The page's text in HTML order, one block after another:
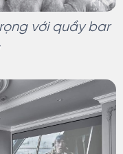
với quầy bar